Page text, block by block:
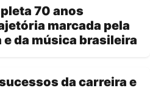
70 anos
marcada pela
da música brasileira
da carreira e